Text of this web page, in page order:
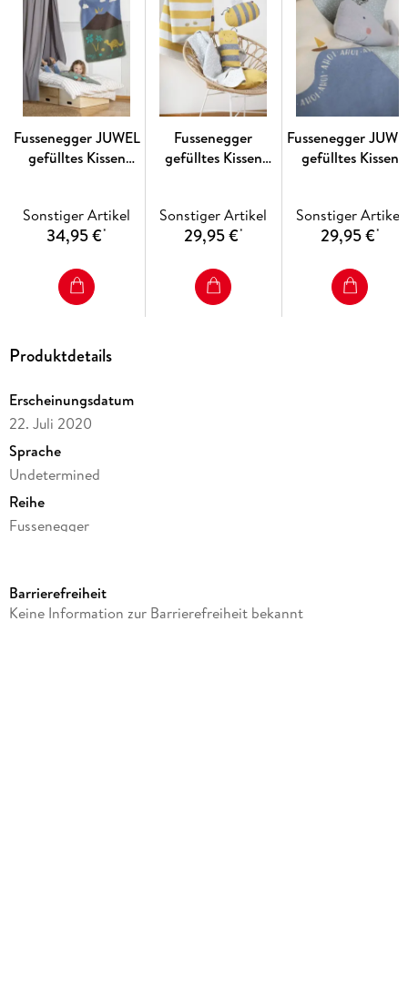
Waschbar bei 30 Grad C. Schadstoffgeprüft, nach Öko-Tex
Standard 100 zertifiziert. Material: 85% Baumwolle, 8%
Viskose, 7% Polyacryl. Waschbar bei 30 Grad C. Gütesiegel:
Ökotex 100. Maße: 1 x 140 x 200 cm
Fussenegger JUWEL
gefülltes Kissen
Sonstiger Artikel
34,95 €*
Fussenegger
gefülltes Kissen
Sonstiger Artikel
29,95 €*
Fussenegger
gefülltes Kissen
Sonstiger Artikel
29,95 €*
Produktdetails
Erscheinungsdatum
22. Juli 2020
Sprache
Undetermined
Reihe
Fussenegger
Produktart
Barrierefreiheit
Keine Information zur Barrierefreiheit bekannt